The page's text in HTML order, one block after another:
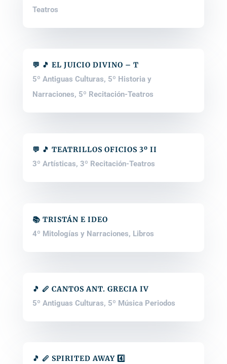
Teatros
💬 🎵 EL JUICIO DIVINO – T
5º Antiguas Culturas, 5º Historia y
Narraciones, 5º Recitación-Teatros
💬 🎵 TEATRILLOS OFICIOS 3º II
3º Artísticas, 3º Recitación-Teatros
📚 TRISTÁN E IDEO
4º Mitologías y Narraciones, Libros
🎵 🪈 CANTOS ANT. GRECIA IV
5º Antiguas Culturas, 5º Música Periodos
🎵 🪈 SPIRITED AWAY 4️⃣